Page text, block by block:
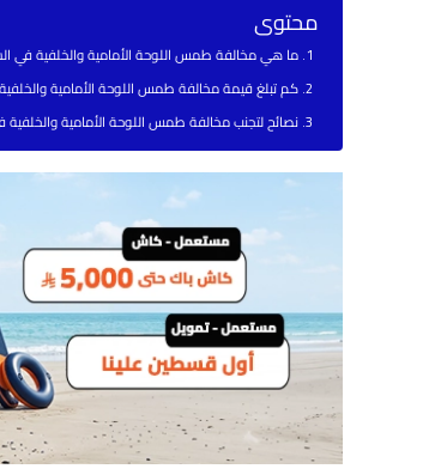
محتوى
ما هي مخالفة طمس اللوحة الأمامية والخلفية في
كم تبلغ قيمة مخالفة طمس اللوحة الأمامية
نصائح لتجنب مخالفة طمس اللوحة الأمامية